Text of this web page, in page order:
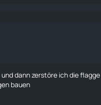
dann zerstöre ich dieflagge
bauen